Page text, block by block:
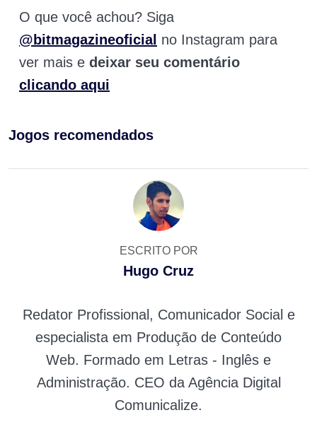
O que você achou? Siga
@bitmagazineoficial no Instagram para
ver mais e deixar seu comentário
clicando aqui
Jogos recomendados
ESCRITO POR
Hugo Cruz
Redator Profissional, Comunicador Social e
especialista em Produção de Conteúdo
Web. Formado em Letras - Inglês e
Administração. CEO da Agência Digital
Comunicalize.